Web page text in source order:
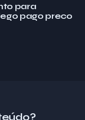
para
pago preco